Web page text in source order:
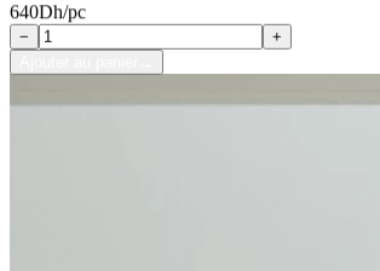
640Dh/pc
−
+